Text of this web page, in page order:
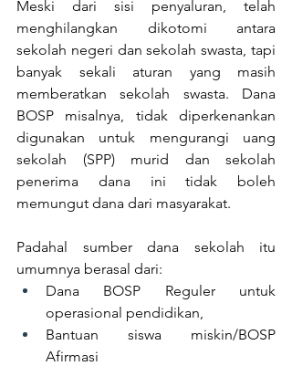
Meski dari sisi penyaluran, telah
menghilangkan dikotomi antara
sekolah negeri dan sekolah swasta, tapi
banyak sekali aturan yang masih
memberatkan sekolah swasta. Dana
BOSP misalnya, tidak diperkenankan
digunakan untuk mengurangi uang
sekolah (SPP) murid dan sekolah
penerima dana ini tidak boleh
memungut dana dari masyarakat.
Padahal sumber dana sekolah itu
umumnya berasal dari:
Dana BOSP Reguler untuk
operasional pendidikan,
Bantuan siswa miskin/BOSP
Afirmasi